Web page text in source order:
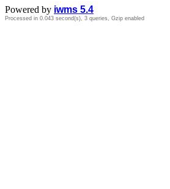
Powered by iwms 5.4
Processed in 0.043 second(s), 3 queries, Gzip enabled